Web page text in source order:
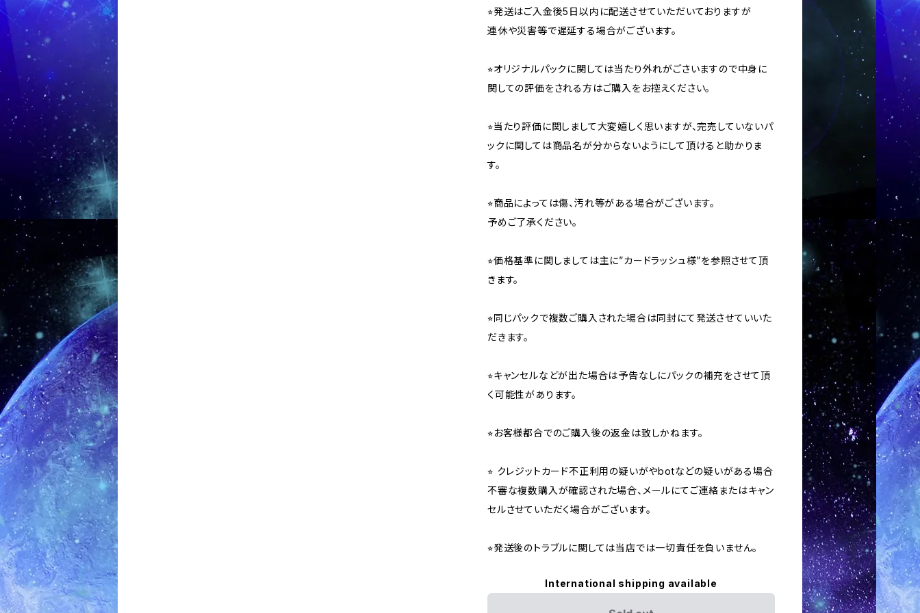
⭐︎発送はご入金後5日以内に配送させていただいておりますが
連休や災害等で遅延する場合がございます。
⭐︎オリジナルパックに関しては当たり外れがごさいますので中身に
関しての評価をされる方はご購入をお控えください。
⭐︎当たり評価に関しまして大変嬉しく思いますが、完売していないパ
ックに関しては商品名が分からないようにして頂けると助かりま
す。
⭐︎商品によっては傷、汚れ等がある場合がございます。
予めご了承ください。
⭐︎価格基準に関しましては主に”カードラッシュ様”を参照させて頂
きます。
⭐︎同じパックで複数ご購入された場合は同封にて発送させていいた
だきます。
⭐︎キャンセルなどが出た場合は予告なしにパックの補充をさせて頂
く可能性があります。
⭐︎お客様都合でのご購入後の返金は致しかねます。
⭐︎ クレジットカード不正利用の疑いがやbotなどの疑いがある場合
不審な複数購入が確認された場合、メールにてご連絡またはキャン
セルさせていただく場合がございます。
⭐︎発送後のトラブルに関しては当店では一切責任を負いません。
International shipping available